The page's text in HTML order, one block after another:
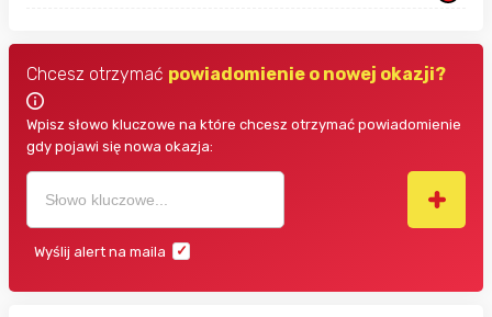
Chcesz otrzymać powiadomienie o nowej okazji?
Wpisz słowo kluczowe na które chcesz otrzymać powiadomienie
gdy pojawi się nowa okazja:
Wyślij alert na maila